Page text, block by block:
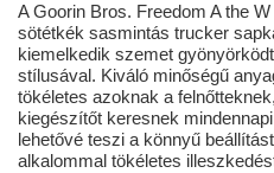
A Goorin Bros. Freedom A the
sötétkék sasmintás trucker
kiemelkedik szemet
stílusával. Kiváló minőségű
tökéletes azoknak a
kiegészítőt keresnek
lehetővé teszi a könnyű
alkalommal tökéletes